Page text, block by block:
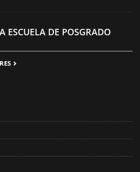
ESCUELA DE POSGRADO